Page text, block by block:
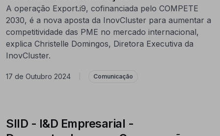
A operação Export.i9, cofinanciada pelo COMPETE
2030, é a nova aposta da InovCluster para aumentar a
competitividade das PME no mercado internacional,
explica Christelle Domingos, Diretora Executiva da
InovCluster.
17 de Outubro 2024 Comunicação
SIID - I&D Empresarial -